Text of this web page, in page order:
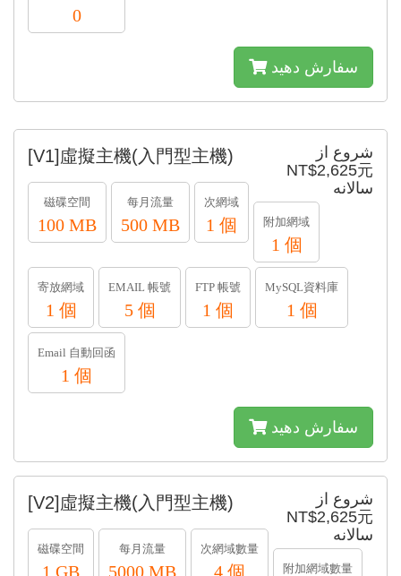
0
سفارش دهید
شروع از
NT$2,625元
سالانه
[V1]虛擬主機(入門型主機)
磁碟空間
100 MB
每月流量
500 MB
次網域
1 個 附加網域
1 個
寄放網域
1 個
EMAIL 帳號
5 個
FTP 帳號
1 個
MySQL資料庫
1 個
Email 自動回函
1 個
سفارش دهید
شروع از
NT$2,625元
سالانه
[V2]虛擬主機(入門型主機)
磁碟空間
1 GB
每月流量
5000 MB
次網域數量
4 個 附加網域數量